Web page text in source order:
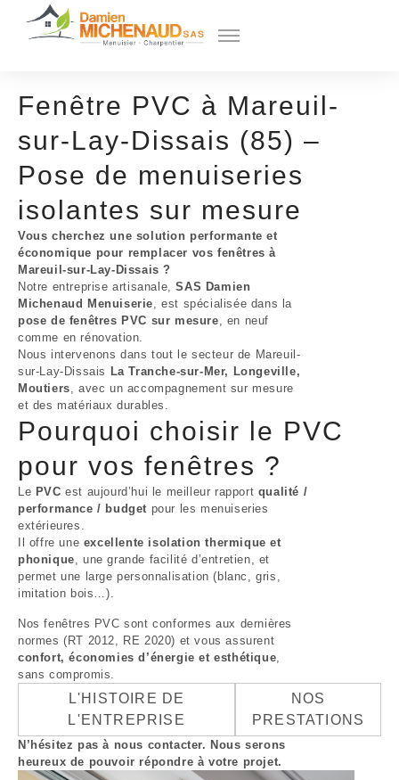
Fenêtre PVC à Mareuil-
sur-Lay-Dissais (85) –
Pose de menuiseries
isolantes sur mesure
Vous cherchez une solution performante et
économique pour remplacer vos fenêtres à
Mareuil-sur-Lay-Dissais ?
Notre entreprise artisanale,SAS Damien
Michenaud Menuiserie, est spécialisée dans la
pose de fenêtres PVC sur mesure, en neuf
comme en rénovation.
Nous intervenons dans tout le secteur de Mareuil-
sur-Lay-Dissais La Tranche-sur-Mer, Longeville,
Moutiers, avec un accompagnement sur mesure
et des matériaux durables.
Pourquoi choisir le PVC
pour vos fenêtres ?
Le PVC est aujourd’hui le meilleur rapport qualité /
performance / budget pour les menuiseries
extérieures.
Il offre une excellente isolation thermique et
phonique, une grande facilité d’entretien, et
permet une large personnalisation (blanc, gris,
imitation bois…).
Nos fenêtres PVC sont conformes aux dernières
normes (RT 2012, RE 2020) et vous assurent
confort, économies d’énergie et esthétique,
sans compromis.
L'HISTOIRE DE
L'ENTREPRISE
NOS
PRESTATIONS
N’hésitez pas à nous contacter. Nous serons
heureux de pouvoir répondre à votre projet.